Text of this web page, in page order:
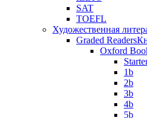
SAT
TOEFL
Художественная
Graded Readers
Oxford
1b
2b
3b
4b
5b